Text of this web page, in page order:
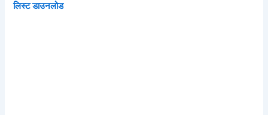
लिस्ट डाउनलोड